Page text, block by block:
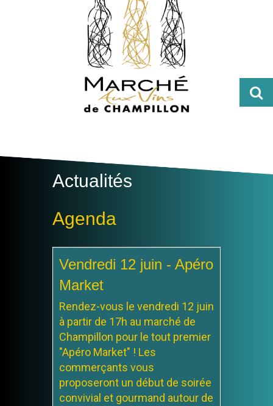
Actualités
Agenda
Vendredi 12 juin - Apéro
Market
Rendez-vous le vendredi 12 juin
à partir de 17h au marché de
Champillon pour le tout premier
"Apéro Market" ! Les
commerçants vous
proposeront un début de soirée
convivial et gourmand autour de